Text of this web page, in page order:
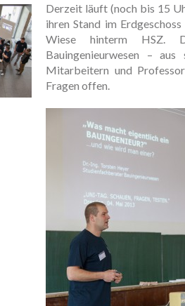
Derzeit läuft (noch bis 15
ihren Stand im
Wiese hinterm HSZ.
Bauingenieurwesen – aus
Mitarbeitern und
Fragen offen.